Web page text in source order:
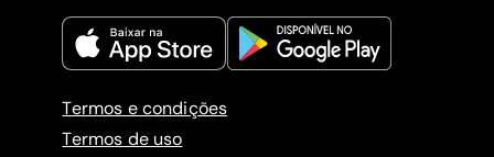
Termos e condições
Termos de uso